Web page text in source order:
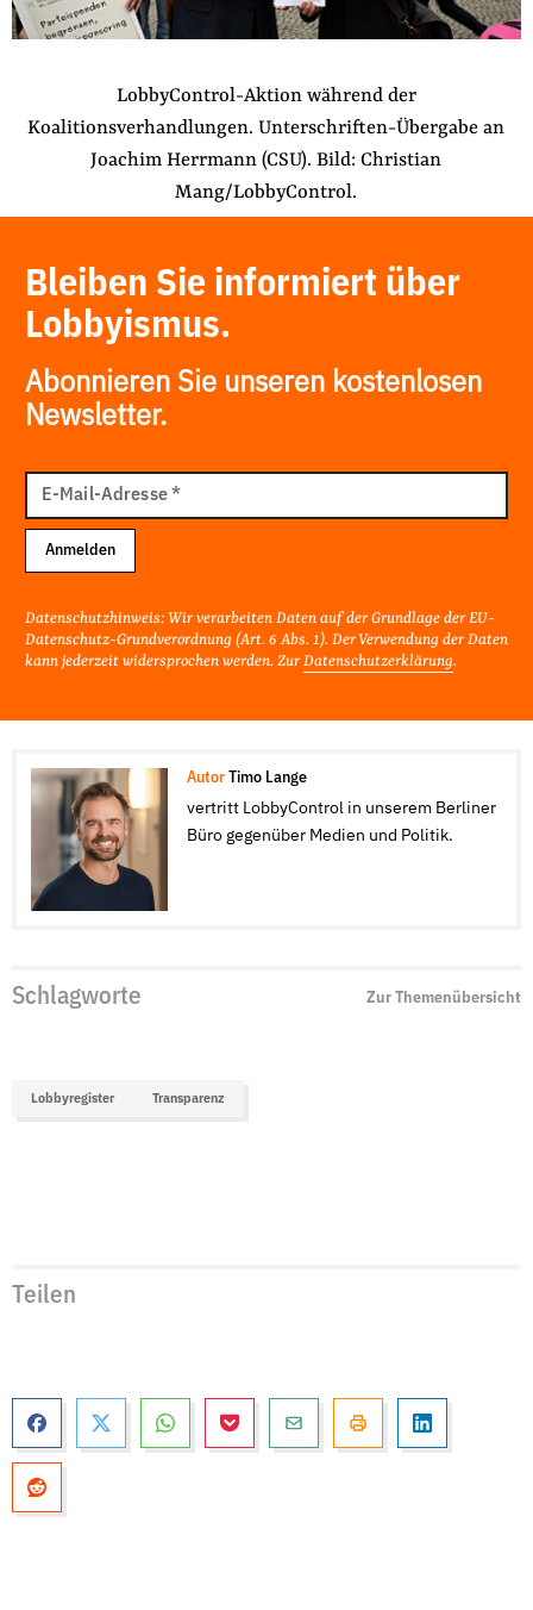
LobbyControl-Aktion während der
Koalitionsverhandlungen. Unterschriften-Übergabe an
Joachim Herrmann (CSU). Bild: Christian
Mang/LobbyControl.
Bleiben Sie informiert über
Lobbyismus.
Abonnieren Sie unseren kostenlosen
Newsletter.
Mail
Adresse
E-Mail-Adresse*
Anmelden
Datenschutzhinweis: Wir verarbeiten Daten auf der Grundlage der EU-
Datenschutz-Grundverordnung (Art. 6 Abs. 1). Der Verwendung der Daten
kann jederzeit widersprochen werden. Zur Datenschutzerklärung.
Autor Timo Lange
vertritt LobbyControl in unserem Berliner
Büro gegenüber Medien und Politik.
Schlagworte Zur Themenübersicht
Lobbyregister Transparenz
Teilen